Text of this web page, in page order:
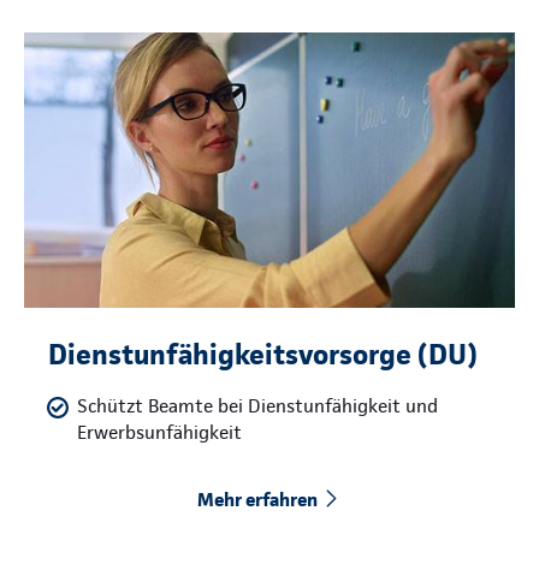
Dienstunfähigkeitsvorsorge (DU)
Schützt Beamte bei Dienstunfähigkeit und
Erwerbsunfähigkeit
Mehr erfahren